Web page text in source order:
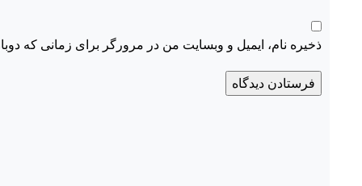
ذخیره نام، ایمیل و وبسایت من در مرورگر برای زمانی که